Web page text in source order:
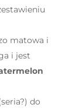
matowa i
i jest
do